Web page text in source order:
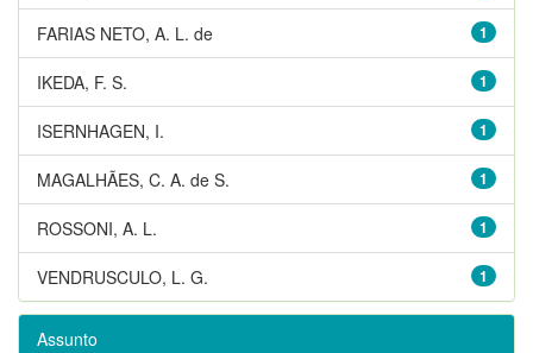
1
FARIAS NETO, A. L. de
1
IKEDA, F. S.
1
ISERNHAGEN, I.
1
MAGALHÃES, C. A. de S.
1
ROSSONI, A. L.
1
VENDRUSCULO, L. G.
Assunto